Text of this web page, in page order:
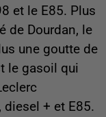
et le E85. Plus
de Dourdan, le
une goutte de
le gasoil qui
+ et E85.